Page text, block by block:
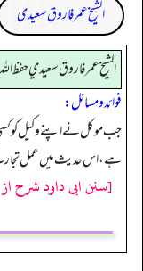
الشیخ عمر فاروق سعیدی
الشيخ عمر فاروق سعيدي حفظ
فوائد ومسائل:
جب موکل نے اپنے وکیل کو
ہے، اس حدیث میں عمل
[سنن ابی داود شرح